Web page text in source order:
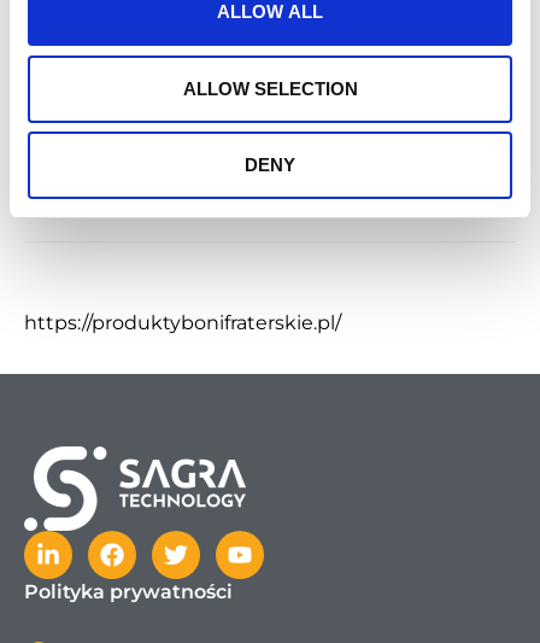
ALLOW ALL
ALLOW SELECTION
DENY
Ipocrates
https://produktybonifraterskie.pl/
Polityka prywatności